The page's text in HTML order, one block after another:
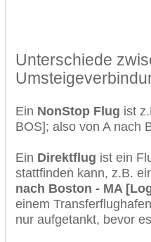
Unterschiede
Ein NonStop Flug ist
BOS]; also von A nach
Ein Direktflug ist ein
stattfinden kann, z.B.
nach Boston - MA
einem
nur aufgetankt, bevor